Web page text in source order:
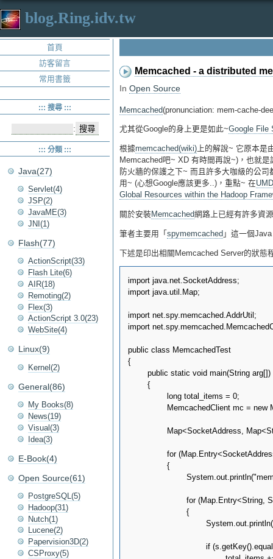
blog.Ring.idv.tw
Memcached - a distributed
In Open Source
Memcached(pronunciation: mem-cache-
尤其從Google的身上更是如此~Google File
根據memcached(wiki) 上的解說~ 它原本是
Memcached吧~ XD 有時間再說~)，也就
防火牆的保護之下~ 而且許多大咖級的公司
用~ (心想Google應該更多..)，重點~ 在UMD
Global Resources within the Hadoop
關於安裝 Memcached網路上已經有許多資
筆者主要用「 spymemcached 」這一個
下述是印出相關Memcached Server的狀態
import java.net.SocketAddress;
import java.util.Map;
import net.spy.memcached.AddrUtil;
import
public class MemcachedTest
{
首頁
訪客留言
常用書籤
::: 搜尋 :::
:
::: 分類 :::
Java(27)
Servlet(4)
JSP(2)
JavaME(3)
JNI(1)
Flash(77)
ActionScript(33)
Flash Lite(6)
AIR(18)
Remoting(2)
Flex(3)
ActionScript 3.0(23)
WebSite(4)
Linux(9)
Kernel(2)
General(86)
My Books(8)
News(19)
Visual(3)
Idea(3)
E-Book(4)
Open Source(61)
PostgreSQL(5)
Hadoop(31)
Nutch(1)
Lucene(2)
Papervision3D(2)
CSProxy(5)